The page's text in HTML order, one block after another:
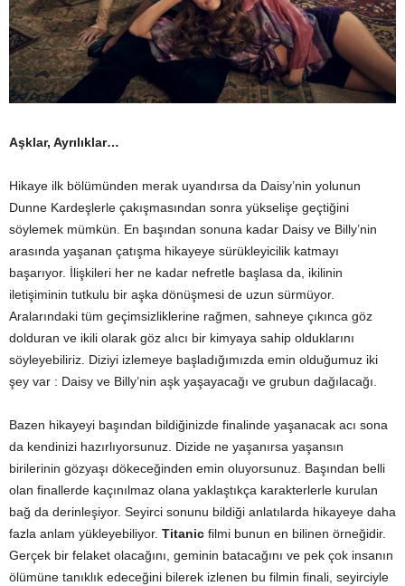
Aşklar, Ayrılıklar…
Hikaye ilk bölümünden merak uyandırsa da Daisy’nin yolunun
Dunne Kardeşlerle çakışmasından sonra yükselişe geçtiğini
söylemek mümkün. En başından sonuna kadar Daisy ve Billy’nin
arasında yaşanan çatışma hikayeye sürükleyicilik katmayı
başarıyor. İlişkileri her ne kadar nefretle başlasa da, ikilinin
iletişiminin tutkulu bir aşka dönüşmesi de uzun sürmüyor.
Aralarındaki tüm geçimsizliklerine rağmen, sahneye çıkınca göz
dolduran ve ikili olarak göz alıcı bir kimyaya sahip olduklarını
söyleyebiliriz. Diziyi izlemeye başladığımızda emin olduğumuz iki
şey var : Daisy ve Billy’nin aşk yaşayacağı ve grubun dağılacağı.
Bazen hikayeyi başından bildiğinizde finalinde yaşanacak acı sona
da kendinizi hazırlıyorsunuz. Dizide ne yaşanırsa yaşansın
birilerinin gözyaşı dökeceğinden emin oluyorsunuz. Başından belli
olan finallerde kaçınılmaz olana yaklaştıkça karakterlerle kurulan
bağ da derinleşiyor. Seyirci sonunu bildiği anlatılarda hikayeye daha
fazla anlam yükleyebiliyor. Titanic filmi bunun en bilinen örneğidir.
Gerçek bir felaket olacağını, geminin batacağını ve pek çok insanın
ölümüne tanıklık edeceğini bilerek izlenen bu filmin finali, seyirciyle